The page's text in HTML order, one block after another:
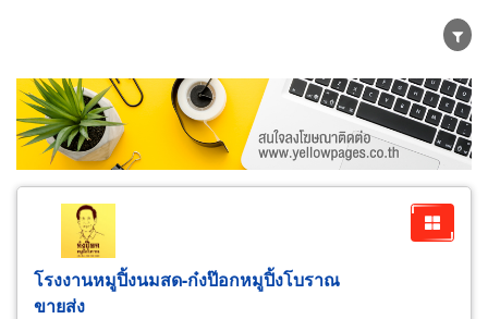
ขายส่ง ขายปลีก ผู้ผลิต
ตัวแทนจัดจำหน่าย
ผู้ส่งออก/นำเข้า
ธุรกิจบริการ
โรงงานหมูปิ้งนมสด-ก๋งป๊อกหมูปิ้งโบราณ
ขายส่ง